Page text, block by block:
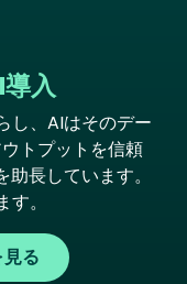
入
し、AIはそのデー
トプットを信頼
長しています。
。
る